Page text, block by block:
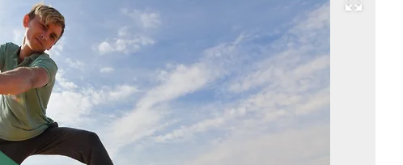
Развернуть на весь экран